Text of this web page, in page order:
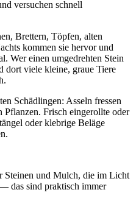
versuchen schnell
Brettern, Töpfen, alten
kommen sie hervor und
Wer einen umgedrehten Stein
dort viele kleine, graue Tiere
Schädlingen: Asseln fressen
Pflanzen. Frisch eingerollte oder
oder klebrige Beläge
Steinen und Mulch, die im Licht
das sind praktisch immer